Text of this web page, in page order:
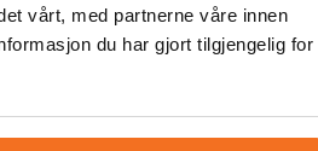
vårt, med partnerne våre innen
du har gjort tilgjengelig for